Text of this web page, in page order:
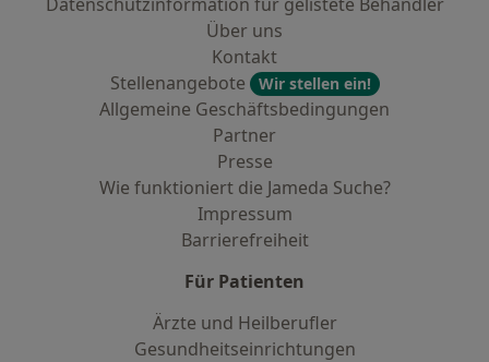
Über uns
Kontakt
Stellenangebote
Wir stellen ein!
Allgemeine Geschäftsbedingungen
Partner
Presse
Wie funktioniert die Jameda Suche?
Impressum
Barrierefreiheit
Für Patienten
Ärzte und Heilberufler
Gesundheitseinrichtungen